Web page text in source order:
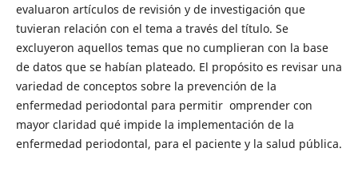
evaluaron artículos de revisión y de investigación que
tuvieran relación con el tema a través del título. Se
excluyeron aquellos temas que no cumplieran con la base
de datos que se habían plateado. El propósito es revisar una
variedad de conceptos sobre la prevención de la
enfermedad periodontal para permitir omprender con
mayor claridad qué impide la implementación de la
enfermedad periodontal, para el paciente y la salud pública.